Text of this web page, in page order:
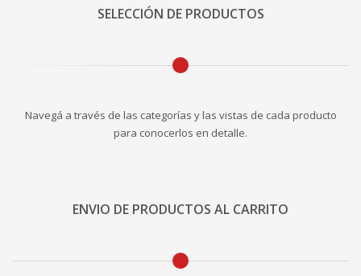
SELECCIÓN DE PRODUCTOS
Navegá a través de las categorías y las vistas de cada producto
para conocerlos en detalle.
ENVIO DE PRODUCTOS AL CARRITO